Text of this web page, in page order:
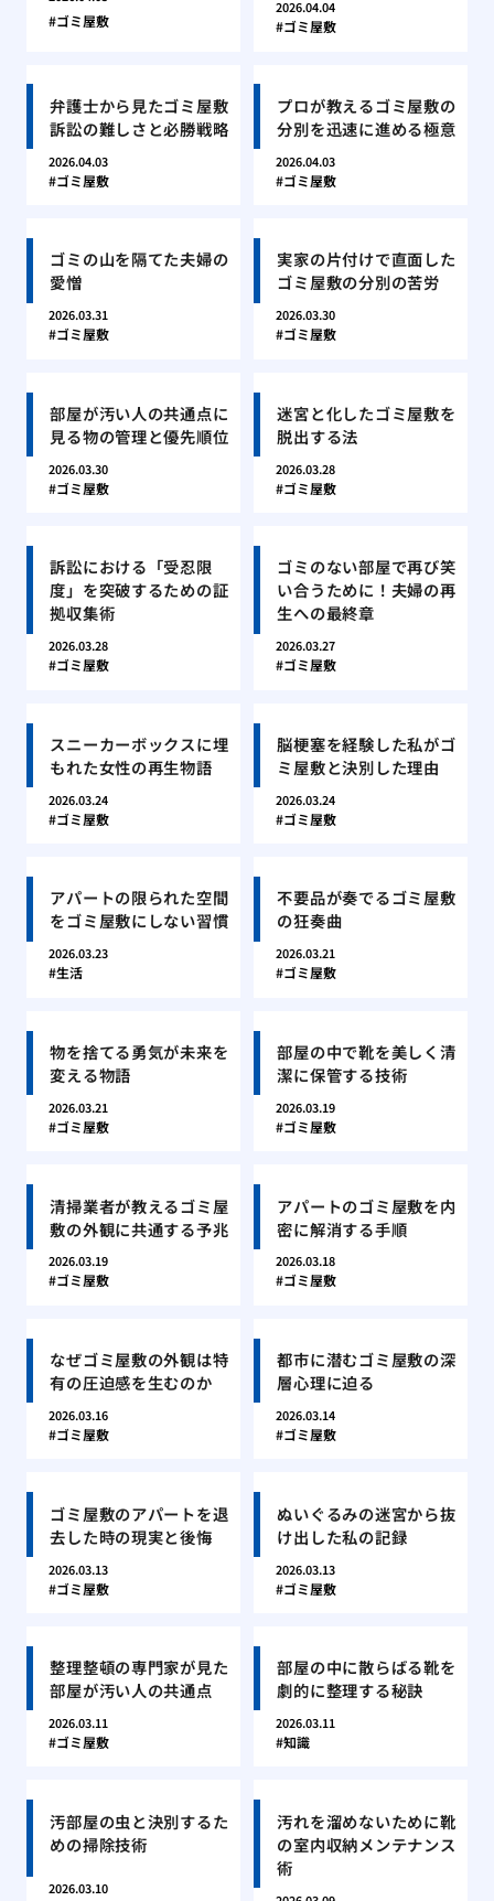
ゴミ屋敷
2026.04.04
ゴミ屋敷
弁護士から見たゴミ屋敷
訴訟の難しさと必勝戦略
2026.04.03
ゴミ屋敷
プロが教えるゴミ屋敷の
分別を迅速に進める極意
2026.04.03
ゴミ屋敷
ゴミの山を隔てた夫婦の
愛憎
2026.03.31
ゴミ屋敷
実家の片付けで直面した
ゴミ屋敷の分別の苦労
2026.03.30
ゴミ屋敷
部屋が汚い人の共通点に
見る物の管理と優先順位
2026.03.30
ゴミ屋敷
迷宮と化したゴミ屋敷を
脱出する法
2026.03.28
ゴミ屋敷
訴訟における「受忍限
度」を突破するための証
拠収集術
2026.03.28
ゴミ屋敷
ゴミのない部屋で再び笑
い合うために！夫婦の再
生への最終章
2026.03.27
ゴミ屋敷
スニーカーボックスに埋
もれた女性の再生物語
2026.03.24
ゴミ屋敷
脳梗塞を経験した私がゴ
ミ屋敷と決別した理由
2026.03.24
ゴミ屋敷
アパートの限られた空間
をゴミ屋敷にしない習慣
2026.03.23
生活
不要品が奏でるゴミ屋敷
の狂奏曲
2026.03.21
ゴミ屋敷
物を捨てる勇気が未来を
変える物語
2026.03.21
ゴミ屋敷
部屋の中で靴を美しく清
潔に保管する技術
2026.03.19
ゴミ屋敷
清掃業者が教えるゴミ屋
敷の外観に共通する予兆
2026.03.19
ゴミ屋敷
アパートのゴミ屋敷を内
密に解消する手順
2026.03.18
ゴミ屋敷
なぜゴミ屋敷の外観は特
有の圧迫感を生むのか
2026.03.16
ゴミ屋敷
都市に潜むゴミ屋敷の深
層心理に迫る
2026.03.14
ゴミ屋敷
ゴミ屋敷のアパートを退
去した時の現実と後悔
2026.03.13
ゴミ屋敷
ぬいぐるみの迷宮から抜
け出した私の記録
2026.03.13
ゴミ屋敷
整理整頓の専門家が見た
部屋が汚い人の共通点
2026.03.11
ゴミ屋敷
部屋の中に散らばる靴を
劇的に整理する秘訣
2026.03.11
知識
汚部屋の虫と決別するた
めの掃除技術
2026.03.10
汚れを溜めないために靴
の室内収納メンテナンス
術